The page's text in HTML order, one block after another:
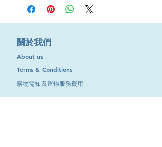
​關於我們
About us
Terms & Conditions
購物需知及運輸服務費用